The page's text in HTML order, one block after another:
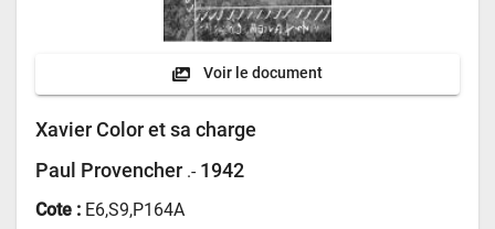
Voir le document
Xavier Color et sa charge
Paul Provencher .- 1942
Cote : E6,S9,P164A